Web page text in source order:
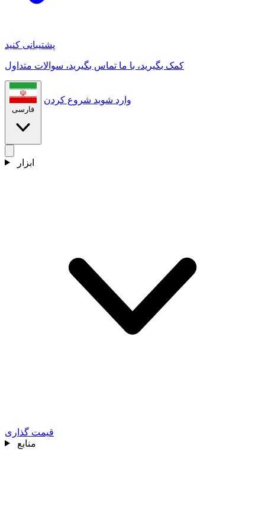
پشتیبانی کنید
کمک بگیرید، با ما تماس بگیرید، سوالات متداول
فارسی
وارد شوید شروع کردن
ابزار
قیمت گذاری
منابع